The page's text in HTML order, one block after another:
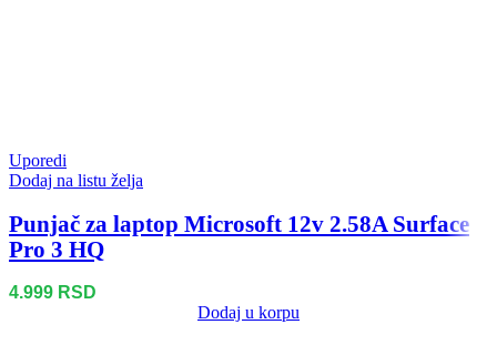
Uporedi
Dodaj na listu želja
Punjač za laptop Microsoft 12v 2.58A Surface
Pro 3 HQ
4.999 RSD
Dodaj u korpu